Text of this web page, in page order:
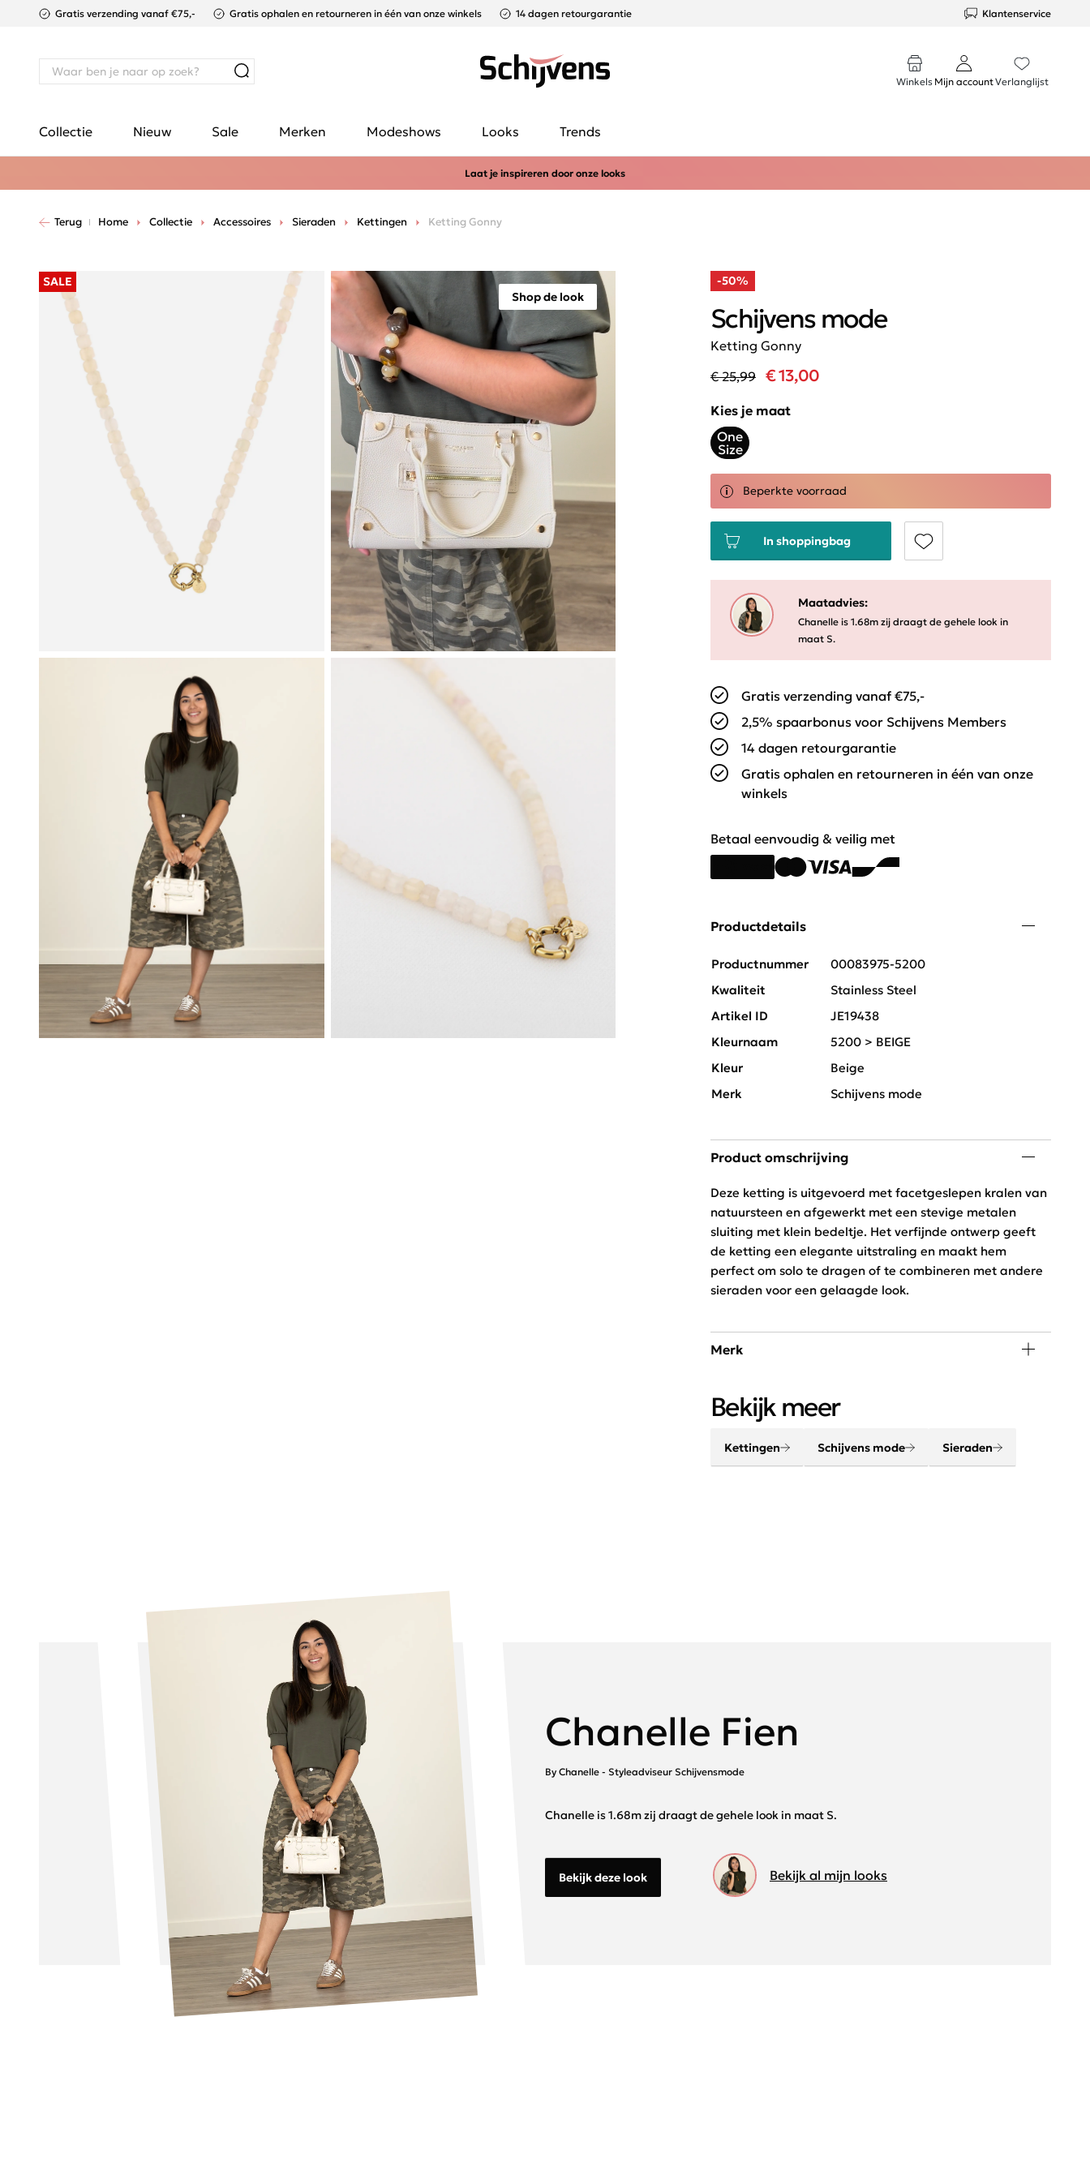
Gratis verzending vanaf €75,- Gratis ophalen en retourneren in één van onze winkels 14 dagen retourgarantie Klantenservice
Winkels Mijn accountVerlanglijst
Collectie Nieuw Sale Merken Modeshows Looks Trends
Laat je inspireren door onze looks
Terug Home Collectie Accessoires Sieraden Kettingen Ketting Gonny
SALE
Shop de look
-50%
Ketting Gonny
Schijvens mode
€ 25,99 € 13,00
Kies je maat
One
Size
Beperkte voorraad
In shoppingbag
Maatadvies:
Chanelle is 1.68m zij draagt de gehele look in
maat S.
Gratis verzending vanaf €75,-
2,5% spaarbonus voor Schijvens Members
14 dagen retourgarantie
Gratis ophalen en retourneren in één van onze
winkels
Betaal eenvoudig & veilig met
Productdetails
Productnummer
00083975-5200
Kwaliteit
Stainless Steel
Artikel ID
JE19438
Kleurnaam
5200 > BEIGE
Kleur
Beige
Merk
Schijvens mode
Product omschrijving
Deze ketting is uitgevoerd met facetgeslepen kralen van
natuursteen en afgewerkt met een stevige metalen
sluiting met klein bedeltje. Het verfijnde ontwerp geeft
de ketting een elegante uitstraling en maakt hem
perfect om solo te dragen of te combineren met andere
sieraden voor een gelaagde look.
Merk
accessoires. Maak je look compleet met onze sjaals,
riemen, sieraden en tassen.
Bekijk meer
Kettingen Schijvens mode Sieraden
Chanelle Fien
By Chanelle - Styleadviseur Schijvensmode
Chanelle is 1.68m zij draagt de gehele look in maat S.
Bekijk deze look Bekijk al mijn looks